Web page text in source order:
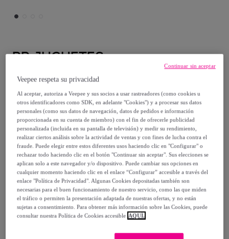
BP JUGUETES
RAPID FIRE
Modelo: RAPID FIRE
10,50 €
15,00 €
-30%
Vendido porT.A TOY
Veepee respeta su privacidad
Al aceptar, autoriza a Veepee y sus socios a usar rastreadores (como cookies u
otros identificadores como SDK, en adelante "Cookies") y a procesar sus datos
personales (como sus datos de navegación, datos de pedidos e información
proporcionada en su cuenta de miembro) con el fin de ofrecerle publicidad
personalizada (incluida en su pantalla de televisión) y medir su rendimiento,
realizar ciertos análisis sobre la actividad de ventas y con fines de lucha contra el
fraude. Puede elegir entre estos diferentes usos haciendo clic en "Configurar" o
rechazar todo haciendo clic en el botón "Continuar sin aceptar". Sus elecciones se
aplican solo a este navegador y/o dispositivo. Puede cambiar sus opciones en
cualquier momento haciendo clic en el enlace “Configurar” accesible a través del
enlace "Política de Privacidad". Algunas Cookies depositadas también son
necesarias para el buen funcionamiento de nuestro servicio, como las que miden
el tráfico o permiten la presentación adaptada de nuestras ofertas, y no están
sujetas a consentimiento. Para obtener más información sobre las Cookies, puede
consultar nuestra Política de Cookies accesible AQUÍ.
Continuar sin aceptar